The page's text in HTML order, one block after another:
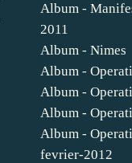
Album -
2011
Album - Nimes
Album -
Album -
Album -
Album -
fevrier-2012